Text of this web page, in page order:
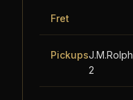
Fret
Pickups
2